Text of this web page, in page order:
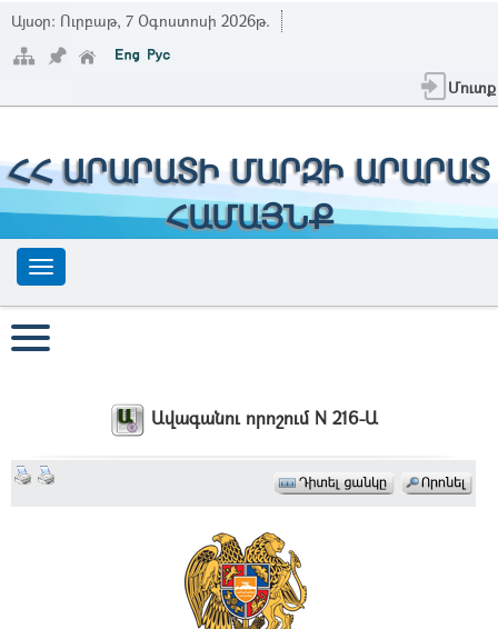
Այսօր: Ուրբաթ, 7 Օգոստոսի 2026թ.
Մուտք
ՀՀ ԱՐԱՐԱՏԻ ՄԱՐԶԻ ԱՐԱՐԱՏ
ՀԱՄԱՅՆՔ
Ավագանու որոշում N 216-Ա